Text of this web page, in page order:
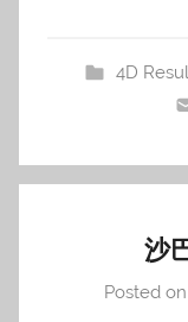
4D
沙
Posted on